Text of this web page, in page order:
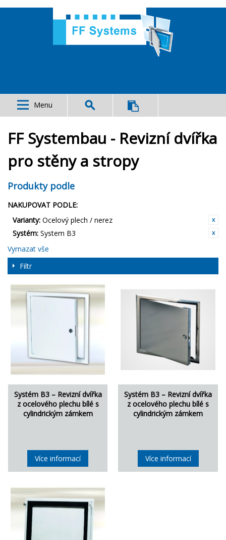
Menu
FF Systembau - Revizní dvířka
pro stěny a stropy
Produkty podle
NAKUPOVAT PODLE:
Varianty: Ocelový plech / nerez
Systém: System B3
Vymazat vše
Filtr
Systém B3 – Revizní dvířka
z ocelového plechu bílé s
cylindrickým zámkem
Více informací
Systém B3 – Revizní dvířka
z ocelového plechu bílé s
cylindrickým zámkem
Více informací